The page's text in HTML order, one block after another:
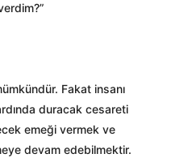
Fakat insanı
duracak cesareti
emeği vermek ve
devam edebilmektir.